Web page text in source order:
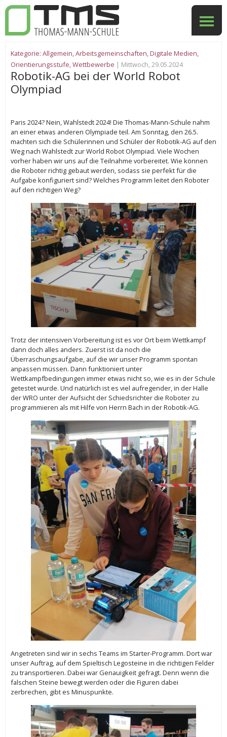
Kategorie: Allgemein,Arbeitsgemeinschaften,Digitale Medien,
Orientierungsstufe,Wettbewerbe | Mittwoch, 29.05.2024
Robotik-AG bei der World Robot
Olympiad
Paris 2024? Nein, Wahlstedt 2024! Die Thomas-Mann-Schule nahm
an einer etwas anderen Olympiade teil. Am Sonntag, den 26.5.
machten sich die Schülerinnen und Schüler der Robotik-AG auf den
Weg nach Wahlstedt zur World Robot Olympiad. Viele Wochen
vorher haben wir uns auf die Teilnahme vorbereitet. Wie können
die Roboter richtig gebaut werden, sodass sie perfekt für die
Aufgabe konfiguriert sind? Welches Programm leitet den Roboter
auf den richtigen Weg?
Trotz der intensiven Vorbereitung ist es vor Ort beim Wettkampf
dann doch alles anders. Zuerst ist da noch die
Überraschungsaufgabe, auf die wir unser Programm spontan
anpassen müssen. Dann funktioniert unter
Wettkampfbedingungen immer etwas nicht so, wie es in der Schule
getestet wurde. Und natürlich ist es viel aufregender, in der Halle
der WRO unter der Aufsicht der Schiedsrichter die Roboter zu
programmieren als mit Hilfe von Herrn Bach in der Robotik-AG.
Angetreten sind wir in sechs Teams im Starter-Programm. Dort war
unser Auftrag, auf dem Spieltisch Legosteine in die richtigen Felder
zu transportieren. Dabei war Genauigkeit gefragt. Denn wenn die
falschen Steine bewegt werden oder die Figuren dabei
zerbrechen, gibt es Minuspunkte.